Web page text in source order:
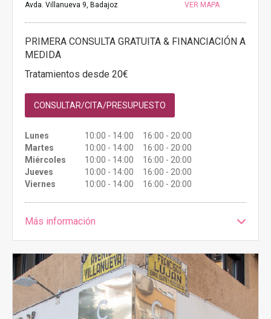
Avda. Villanueva 9, Badajoz VER MAPA
PRIMERA CONSULTA GRATUITA & FINANCIACIÓN A
MEDIDA
Tratamientos desde 20€
CONSULTAR/CITA/PRESUPUESTO
Lunes
10:00 - 14:00 16:00 - 20:00
Martes
10:00 - 14:00 16:00 - 20:00
Miércoles
10:00 - 14:00 16:00 - 20:00
Jueves
10:00 - 14:00 16:00 - 20:00
Viernes
10:00 - 14:00 16:00 - 20:00
Más información